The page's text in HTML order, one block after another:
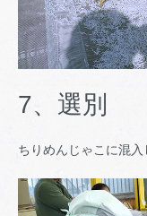
7、選別
ちりめんじゃこに混入